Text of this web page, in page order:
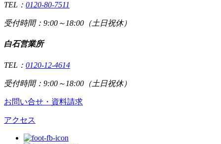
TEL： 0120-80-7511
受付時間：9:00～18:00（土日祝休）
白石営業所
TEL： 0120-12-4614
受付時間：9:00～18:00（土日祝休）
お問い合せ・資料請求
アクセス